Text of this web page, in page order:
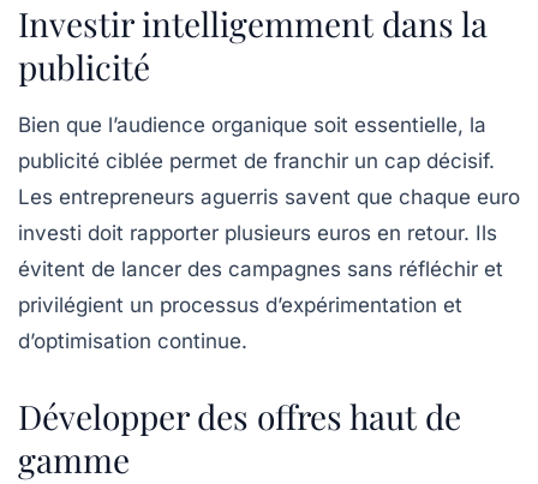
Investir intelligemment dans la
publicité
Bien que l’audience organique soit essentielle, la
publicité ciblée permet de franchir un cap décisif.
Les entrepreneurs aguerris savent que chaque euro
investi doit rapporter plusieurs euros en retour. Ils
évitent de lancer des campagnes sans réfléchir et
privilégient un processus d’expérimentation et
d’optimisation continue.
Développer des offres haut de
gamme